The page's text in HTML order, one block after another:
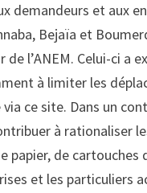
demandeurs et aux
Bejaïa et
l’ANEM. Celui-ci a
à limiter les
ce site. Dans un
à rationaliser
de cartouches
et les particuliers